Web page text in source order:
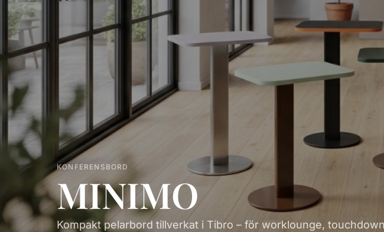
KONFERENSBORD
MINIMO
Kompakt pelarbord tillverkat i Tibro – för worklounge,